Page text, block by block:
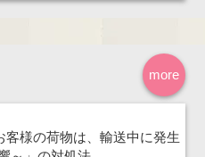
more
客様の荷物は、輸送中に発生